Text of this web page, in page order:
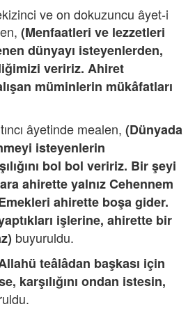
ve on dokuzuncu âyet-i
(Menfaatleri ve lezzetleri
dünyayı isteyenlerden,
veririz. Ahiret
müminlerin mükâfatları
âyetinde mealen, (Dünyada
isteyenlerin
bol bol veririz. Bir şeyi
ahirette yalnız Cehennem
ahirette boşa gider.
işlerine, ahirette bir
buyuruldu.
teâlâdan başkası için
karşılığını ondan istesin,